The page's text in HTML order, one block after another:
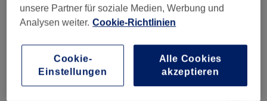
Pure Cosmetics Ästhetik Praxis
5,0
32 Bewertungen
Ossweil, Ludwigsburg
Auf Karte anzeigen
Maniküre
10 Min. - 1 Std.
ab
unsere Partner für soziale Medien, Werbung und
Analysen weiter. Cookie-Richtlinien
Cookie-
Einstellungen
Alle Cookies
akzeptieren